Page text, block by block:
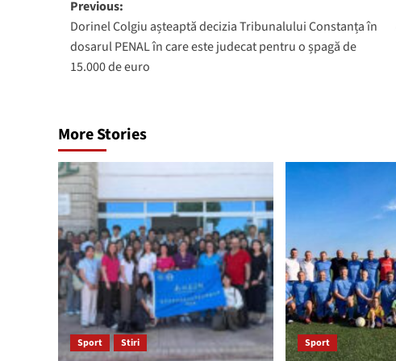
Post
navigation
Previous:
Dorinel Colgiu așteaptă decizia Tribunalului Constanța în
dosarul PENAL în care este judecat pentru o șpagă de
15.000 de euro
More Stories
Sport Stiri Sport